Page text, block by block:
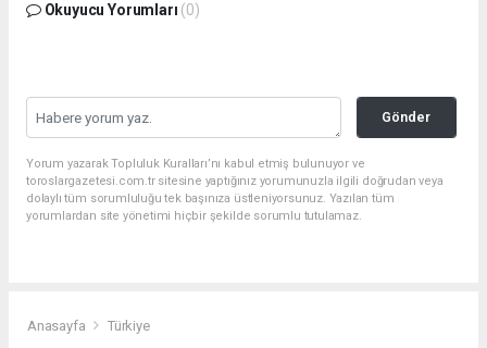
Okuyucu Yorumları (0)
Gönder
Yorum yazarak Topluluk Kuralları’nı kabul etmiş bulunuyor ve
toroslargazetesi.com.tr sitesine yaptığınız yorumunuzla ilgili doğrudan veya
dolaylı tüm sorumluluğu tek başınıza üstleniyorsunuz. Yazılan tüm
yorumlardan site yönetimi hiçbir şekilde sorumlu tutulamaz.
Anasayfa Türkiye